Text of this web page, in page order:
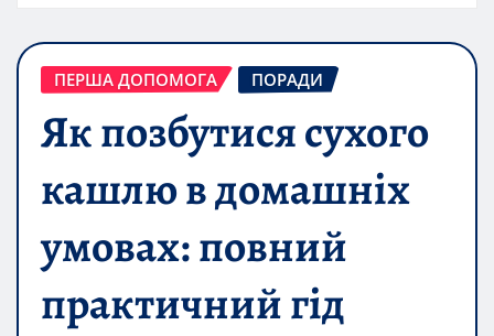
ПЕРША ДОПОМОГА ПОРАДИ
Як позбутися сухого
кашлю в домашніх
умовах: повний
практичний гід